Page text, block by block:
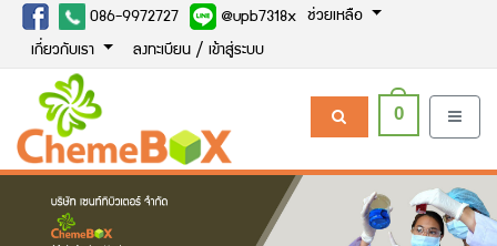
086-9972727 @upb7318x ช่วยเหลือ
เกี่ยวกับเรา ลงทะเบียน / เข้าสู่ระบบ
0